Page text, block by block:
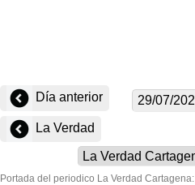
Día anterior
La Verdad
Portada del periodico La Verdad Cartagena: